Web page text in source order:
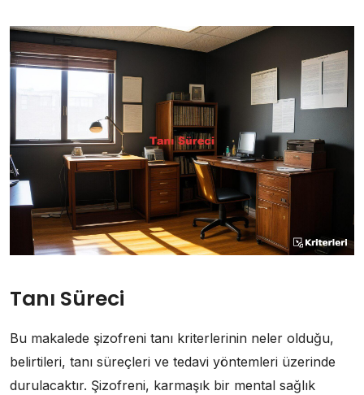
Tanı Süreci
Bu makalede şizofreni tanı kriterlerinin neler olduğu,
belirtileri, tanı süreçleri ve tedavi yöntemleri üzerinde
durulacaktır. Şizofreni, karmaşık bir mental sağlık